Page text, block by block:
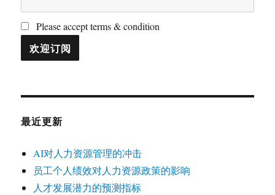
Please accept terms & condition
最近更新
AI对人力资源管理的冲击
员工个人绩效对人力资源政策的影响
人才发展潜力的预测指标